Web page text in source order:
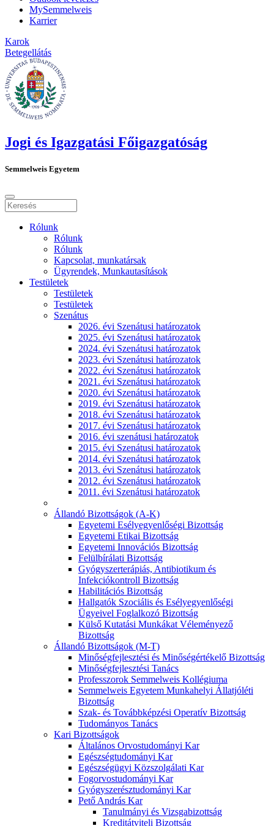
MySemmelweis
Karrier
Karok
Betegellátás
Jogi és Igazgatási Főigazgatóság
Semmelweis Egyetem
Rólunk
Rólunk
Rólunk
Kapcsolat, munkatársak
Ügyrendek, Munkautasítások
Testületek
Testületek
Testületek
Szenátus
2026. évi Szenátusi határozatok
2025. évi Szenátusi határozatok
2024. évi Szenátusi határozatok
2023. évi Szenátusi határozatok
2022. évi Szenátusi határozatok
2021. évi Szenátusi határozatok
2020. évi Szenátusi határozatok
2019. évi Szenátusi határozatok
2018. évi Szenátusi határozatok
2017. évi Szenátusi határozatok
2016. évi szenátusi határozatok
2015. évi Szenátusi határozatok
2014. évi Szenátusi határozatok
2013. évi Szenátusi határozatok
2012. évi Szenátusi határozatok
2011. évi Szenátusi határozatok
Állandó Bizottságok (A-K)
Egyetemi Esélyegyenlőségi Bizottság
Egyetemi Etikai Bizottság
Egyetemi Innovációs Bizottság
Felülbírálati Bizottság
Gyógyszerterápiás, Antibiotikum és
Infekciókontroll Bizottság
Habilitációs Bizottság
Hallgatók Szociális és Esélyegyenlőségi
Ügyeivel Foglalkozó Bizottság
Külső Kutatási Munkákat Véleményező
Bizottság
Állandó Bizottságok (M-T)
Minőségfejlesztési és Minőségértékelő Bizottság
Minőségfejlesztési Tanács
Professzorok Semmelweis Kollégiuma
Semmelweis Egyetem Munkahelyi Állatjóléti
Bizottság
Szak- és Továbbképzési Operatív Bizottság
Tudományos Tanács
Kari Bizottságok
Általános Orvostudományi Kar
Egészségtudományi Kar
Egészségügyi Közszolgálati Kar
Fogorvostudományi Kar
Gyógyszerésztudományi Kar
Pető András Kar
Tanulmányi és Vizsgabizottság
Kreditátviteli Bizottság